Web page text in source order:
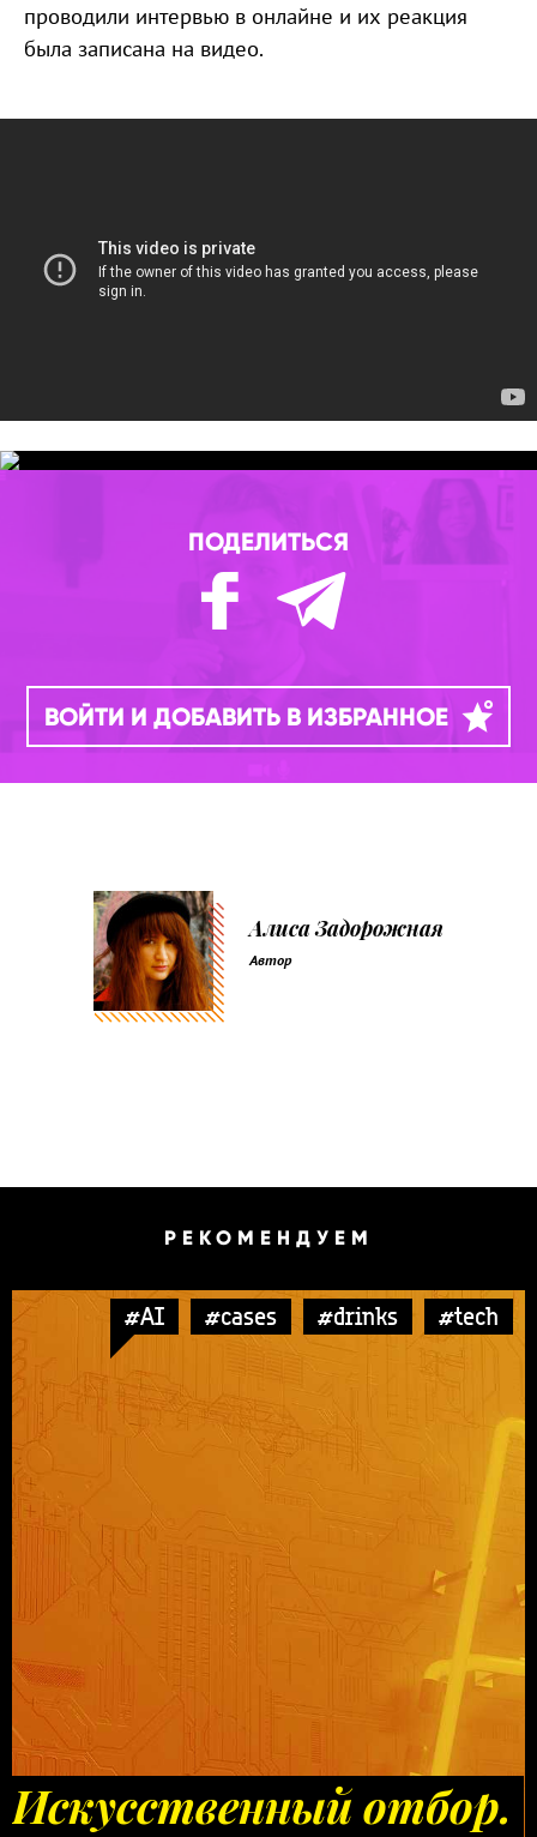
проводили интервью в онлайне и их реакция
была записана на видео.
ПОДЕЛИТЬСЯ
ВОЙТИ И ДОБАВИТЬ В ИЗБРАННОЕ
Алиса Задорожная
Автор
РЕКОМЕНДУЕМ
#AI #cases #drinks #tech
Искусственный отбор.